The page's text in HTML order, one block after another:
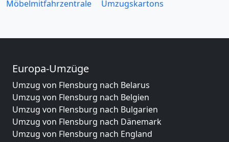
Möbelmitfahrzentrale
Umzugskartons
Europa-Umzüge
Umzug von Flensburg nach Belarus
Umzug von Flensburg nach Belgien
Umzug von Flensburg nach Bulgarien
Umzug von Flensburg nach Dänemark
Umzug von Flensburg nach England